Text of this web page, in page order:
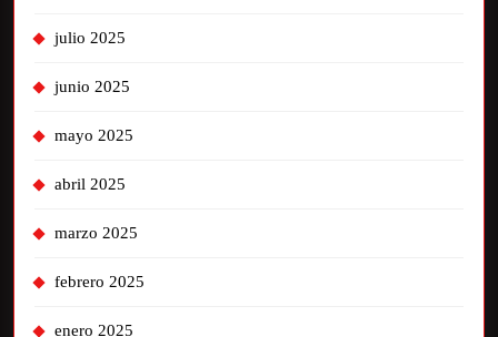
julio 2025
junio 2025
mayo 2025
abril 2025
marzo 2025
febrero 2025
enero 2025